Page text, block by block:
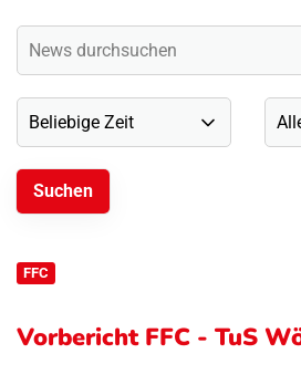
FFC
Vorbericht FFC - TuS